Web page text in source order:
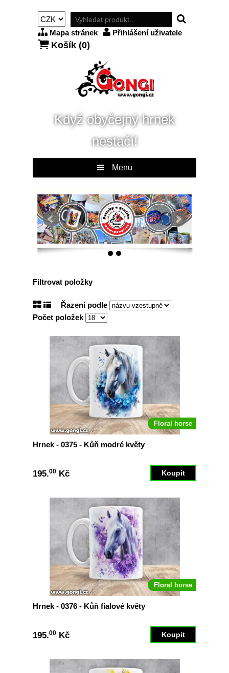
Mapa stránek Přihlášení uživatele
Košík (0)
Když obyčejný hrnek
nestačí!
Menu
Filtrovat položky
Řazení podle
Počet položek
Floral horse
Hrnek - 0375 - Kůň modré květy
195.00 Kč
Floral horse
Hrnek - 0376 - Kůň fialové květy
195.00 Kč